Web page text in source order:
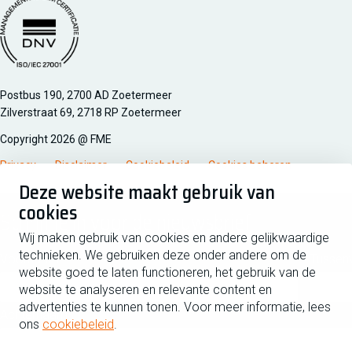
Deze website maakt gebruik van
cookies
Wij maken gebruik van cookies en andere gelijkwaardige
technieken. We gebruiken deze onder andere om de
website goed te laten functioneren, het gebruik van de
website te analyseren en relevante content en
advertenties te kunnen tonen. Voor meer informatie, lees
ons cookiebeleid.
Managementsyteem certificatie DNV iso/iec 27001
Postbus 190, 2700 AD Zoetermeer
Zilverstraat 69, 2718 RP Zoetermeer
Copyright 2026 @ FME
Privacy Disclaimer Cookiebeleid Cookies beheren
Schrijf je in voor de nieuwsbrief
Voornaam
Achternaam